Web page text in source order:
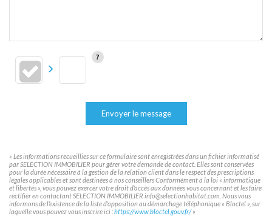
Envoyer le message
« Les informations recueillies sur ce formulaire sont enregistrées dans un fichier informatisé
par SELECTION IMMOBILIER pour gérer votre demande de contact. Elles sont conservées
pour la durée nécessaire à la gestion de la relation client dans le respect des prescriptions
légales applicables et sont destinées à nos conseillers Conformément à la loi « informatique
et libertés », vous pouvez exercer votre droit d'accès aux données vous concernant et les faire
rectifier en contactant SELECTION IMMOBILIER info@selectionhabitat.com. Nous vous
informons de l'existence de la liste d'opposition au démarchage téléphonique « Bloctel », sur
laquelle vous pouvez vous inscrire ici :https://www.bloctel.gouv.fr/»